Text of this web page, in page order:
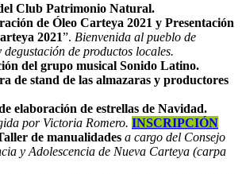
Club Patrimonio Natural.
de Óleo Carteya 2021 y Presentación
2021”. Bienvenida al pueblo de
de productos locales.
del grupo musical Sonido Latino.
de stand de las almazaras y productores
elaboración de estrellas de Navidad.
por Victoria Romero. INSCRIPCIÓN
de manualidades a cargo del Consejo
y Adolescencia de Nueva Carteya (carpa